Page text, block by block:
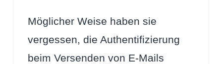
Möglicher Weise haben sie
vergessen, die Authentifizierung
beim Versenden von E-Mails